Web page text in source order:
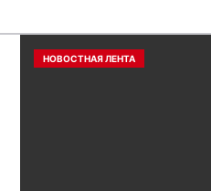
НОВОСТНАЯ ЛЕНТА